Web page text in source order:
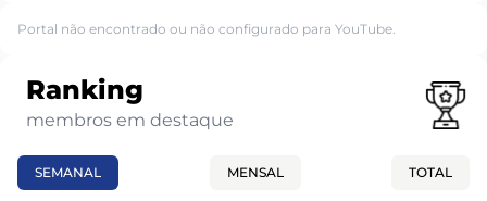
Portal não encontrado ou não configurado para YouTube.
Ranking
membros em destaque
SEMANAL MENSAL TOTAL